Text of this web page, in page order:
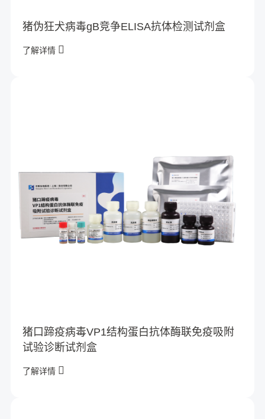
猪伪狂犬病毒gB竞争ELISA抗体检测试剂盒
了解详情
猪口蹄疫病毒VP1结构蛋白抗体酶联免疫吸附
试验诊断试剂盒
了解详情